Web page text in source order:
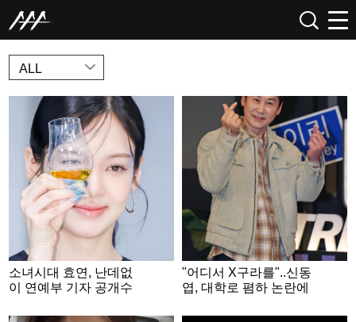
NEWS
ALL
소녀시대 효연, 난데없
이 연예부 기자 공개수
타이슈]
"어디서 X구라를"..신동
엽, 대학로 폄하 논란에